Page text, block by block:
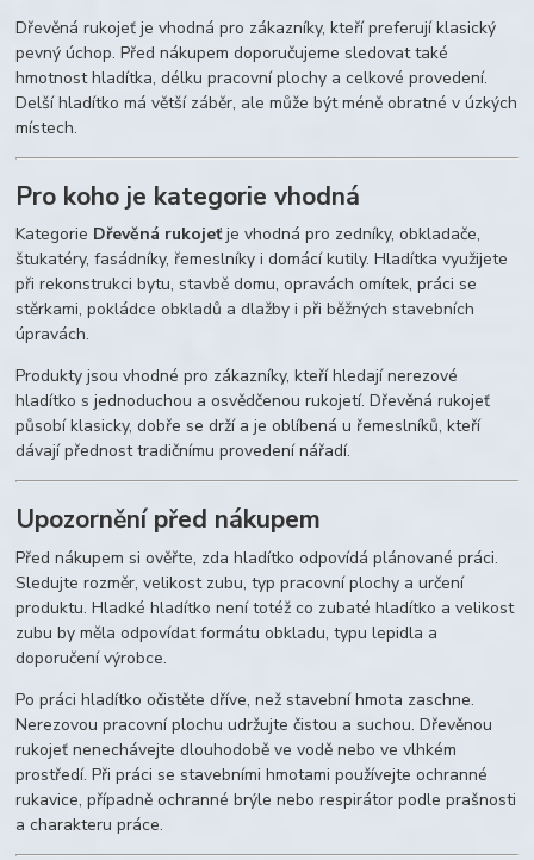
Dřevěná rukojeť je vhodná pro zákazníky, kteří preferují klasický
pevný úchop. Před nákupem doporučujeme sledovat také
hmotnost hladítka, délku pracovní plochy a celkové provedení.
Delší hladítko má větší záběr, ale může být méně obratné v úzkých
místech.
Pro koho je kategorie vhodná
Kategorie Dřevěná rukojeťje vhodná pro zedníky, obkladače,
štukatéry, fasádníky, řemeslníky i domácí kutily. Hladítka využijete
při rekonstrukci bytu, stavbě domu, opravách omítek, práci se
stěrkami, pokládce obkladů a dlažby i při běžných stavebních
úpravách.
Produkty jsou vhodné pro zákazníky, kteří hledají nerezové
hladítko s jednoduchou a osvědčenou rukojetí. Dřevěná rukojeť
působí klasicky, dobře se drží a je oblíbená u řemeslníků, kteří
dávají přednost tradičnímu provedení nářadí.
Upozornění před nákupem
Před nákupem si ověřte, zda hladítko odpovídá plánované práci.
Sledujte rozměr, velikost zubu, typ pracovní plochy a určení
produktu. Hladké hladítko není totéž co zubaté hladítko a velikost
zubu by měla odpovídat formátu obkladu, typu lepidla a
doporučení výrobce.
Po práci hladítko očistěte dříve, než stavební hmota zaschne.
Nerezovou pracovní plochu udržujte čistou a suchou. Dřevěnou
rukojeť nenechávejte dlouhodobě ve vodě nebo ve vlhkém
prostředí. Při práci se stavebními hmotami používejte ochranné
rukavice, případně ochranné brýle nebo respirátor podle prašnosti
a charakteru práce.